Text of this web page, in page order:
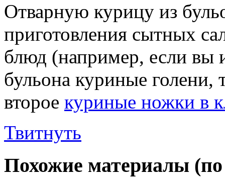
Отварную курицу из
приготовления сытных
блюд (например, если вы
бульона куриные голени,
второе куриные ножки в
Твитнуть
Похожие материалы (по